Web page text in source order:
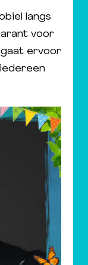
langs
voor
ervoor